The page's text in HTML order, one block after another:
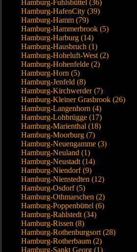
Hamburg-Fuhlsbüttel (36)
Hamburg-HafenCity (39)
Hamburg-Hamm (79)
Hamburg-Hammerbrook (5)
Hamburg-Harburg (14)
Hamburg-Hausbruch (1)
Hamburg-Hoheluft-West (2)
Hamburg-Hohenfelde (2)
Hamburg-Horn (5)
Hamburg-Jenfeld (8)
Hamburg-Kirchwerder (7)
Hamburg-Kleiner Grasbrook (26)
Hamburg-Langenhorn (4)
Hamburg-Lohbrügge (17)
Hamburg-Marienthal (18)
Hamburg-Moorburg (7)
Hamburg-Neuengamme (3)
Hamburg-Neuland (1)
Hamburg-Neustadt (14)
Hamburg-Niendorf (9)
Hamburg-Nienstedten (12)
Hamburg-Osdorf (5)
Hamburg-Othmarschen (2)
Hamburg-Poppenbüttel (6)
Hamburg-Rahlstedt (34)
Hamburg-Rissen (8)
Hamburg-Rothenburgsort (28)
Hamburg-Rotherbaum (2)
Hamburg-Sankt Georg (1)